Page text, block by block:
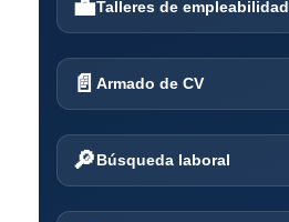
💼Talleres de empleabilidad
📄 Armado de CV
🔎Búsqueda laboral